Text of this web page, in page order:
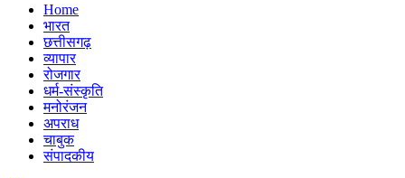
Home
भारत
छत्तीसगढ़
व्यापार
रोजगार
धर्म-संस्कृति
मनोरंजन
अपराध
चाबुक
संपादकीय